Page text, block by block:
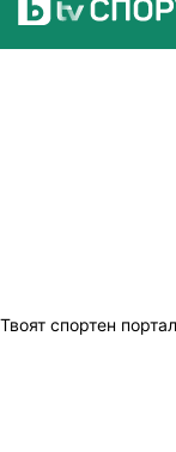
Твоят спортен